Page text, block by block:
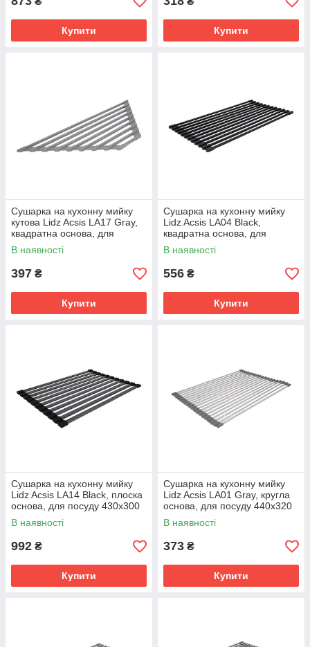
Купити Купити
Сушарка на кухонну мийку
кутова Lidz Acsis LA17 Gray,
квадратна основа, для
посуду 430х175 мм
LDACSLA17GRA49770
В наявності
397 ₴
Купити
Сушарка на кухонну мийку
Lidz Acsis LA04 Black,
квадратна основа, для
посуду 430х216 мм
LDACSLA04BLM49762
В наявності
556 ₴
Купити
Сушарка на кухонну мийку
Lidz Acsis LA14 Black, плоска
основа, для посуду 430х300
мм LDACSLA14BLM49768
В наявності
992 ₴
Купити
Сушарка на кухонну мийку
Lidz Acsis LA01 Gray, кругла
основа, для посуду 440х320
мм LDACSLA01GRA49779
В наявності
373 ₴
Купити